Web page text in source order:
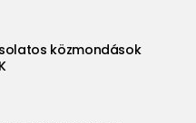
közmondások